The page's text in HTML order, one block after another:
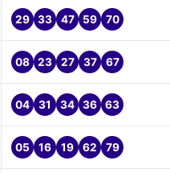
29 33 47 59 70
08 23 27 37 67
04 31 34 36 63
05 16 19 62 79